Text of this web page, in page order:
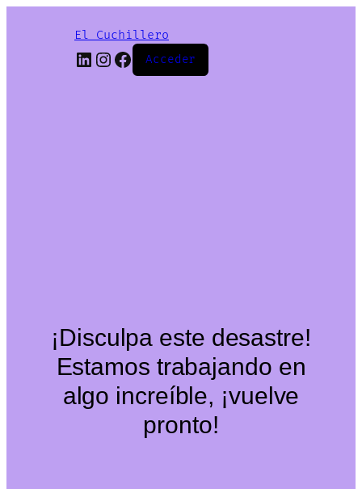
El Cuchillero
LinkedIn
Instagram
Facebook
Acceder
¡Disculpa este desastre!
Estamos trabajando en
algo increíble, ¡vuelve
pronto!